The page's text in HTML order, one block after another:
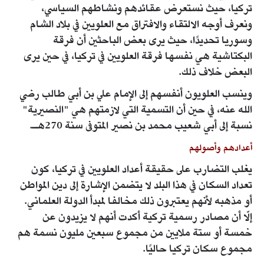
تركيا، حيث نستعرض عقائدهم ونشاطهم السياسي،
ونعرف أوجه الالتقاء والافتراق مع العلويين في بلاد الشام
وسوريا تحديدًا، حيث يرى بعض الباحثين أن فرقة
البكتاشية هي نفسها فرقة العلويين في تركيا، في حين يرى
البعض خلاف ذلك.
وينسب العلويون أنفسهم إلى الإمام علي بن أبي طالب رضي
الله عنه، في حين أن التسمية التي لازمتهم هي "النصيرية"
نسبة إلى أبي شعيب محمد بن نصير المتوفى سنة 270هـ.
أعدادهم وأصولهم
يغلب التضارب على حقيقة أعداد العلويين في تركيا، كون
تعداد السكان في هذا البلد لا يتضمن الإشارة إلى دين المواطن
أو مذهبه لأنهم يعتبرون ذلك مخالفا لمبدأ الدولة العلماني.
إلّا أن مصادر رسمية تركية أكدت أنهم لا يزيدون عن
خمسة أو ستة ملايين من مجموع سبعين مليون نسمة هم
مجموع سكان تركيا حاليًا.